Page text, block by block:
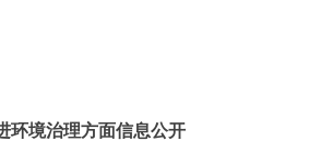
环境治理方面信息公开